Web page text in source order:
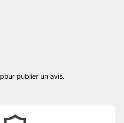
pour publier un avis.